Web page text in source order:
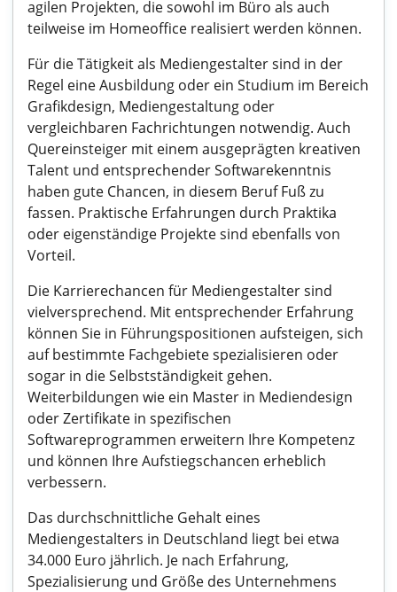
agilen Projekten, die sowohl im Büro als auch
teilweise im Homeoffice realisiert werden können.
Für die Tätigkeit als Mediengestalter sind in der
Regel eine Ausbildung oder ein Studium im Bereich
Grafikdesign, Mediengestaltung oder
vergleichbaren Fachrichtungen notwendig. Auch
Quereinsteiger mit einem ausgeprägten kreativen
Talent und entsprechender Softwarekenntnis
haben gute Chancen, in diesem Beruf Fuß zu
fassen. Praktische Erfahrungen durch Praktika
oder eigenständige Projekte sind ebenfalls von
Vorteil.
Die Karrierechancen für Mediengestalter sind
vielversprechend. Mit entsprechender Erfahrung
können Sie in Führungspositionen aufsteigen, sich
auf bestimmte Fachgebiete spezialisieren oder
sogar in die Selbstständigkeit gehen.
Weiterbildungen wie ein Master in Mediendesign
oder Zertifikate in spezifischen
Softwareprogrammen erweitern Ihre Kompetenz
und können Ihre Aufstiegschancen erheblich
verbessern.
Das durchschnittliche Gehalt eines
Mediengestalters in Deutschland liegt bei etwa
34.000 Euro jährlich. Je nach Erfahrung,
Spezialisierung und Größe des Unternehmens